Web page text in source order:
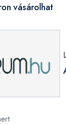
vásárolhat